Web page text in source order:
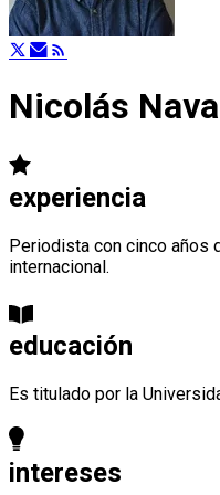
Nicolás
experiencia
Periodista con cinco años
internacional.
educación
Es titulado por la
intereses